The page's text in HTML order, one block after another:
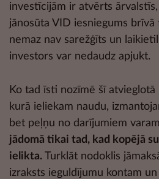
investīcijām ir atvērts
jānosūta VID iesniegums
nemaz nav sarežģīts un
investors var nedaudz apjukt.
Ko tad īsti nozīmē šī
kurā ieliekam naudu,
bet peļņu no darījumiem
jādomā tikai tad, kad kopējā
ielikta. Turklāt nodoklis
izraksts ieguldījumu kontam